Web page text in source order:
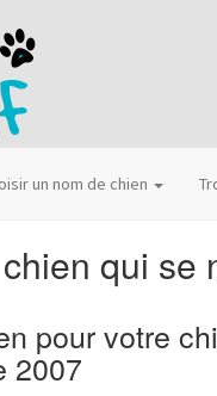
un nom de chien
qui se
pour votre
2007